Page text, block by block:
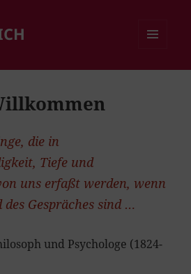
die in
Tiefe und
uns erfaßt werden, wenn
des Gespräches sind …
und Psychologe (1824-